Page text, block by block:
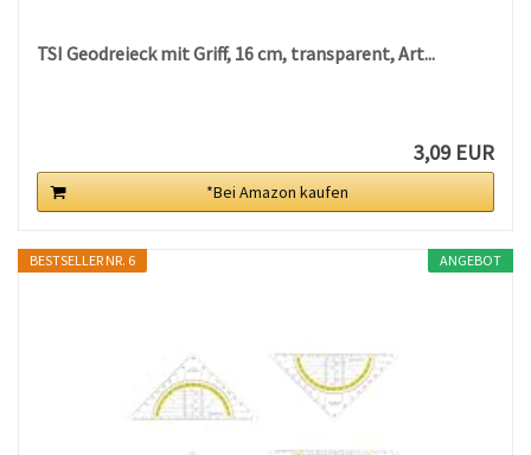
TSI Geodreieck mit Griff, 16 cm, transparent, Art...
3,09 EUR
*Bei Amazon kaufen
ANGEBOT
BESTSELLER NR. 6